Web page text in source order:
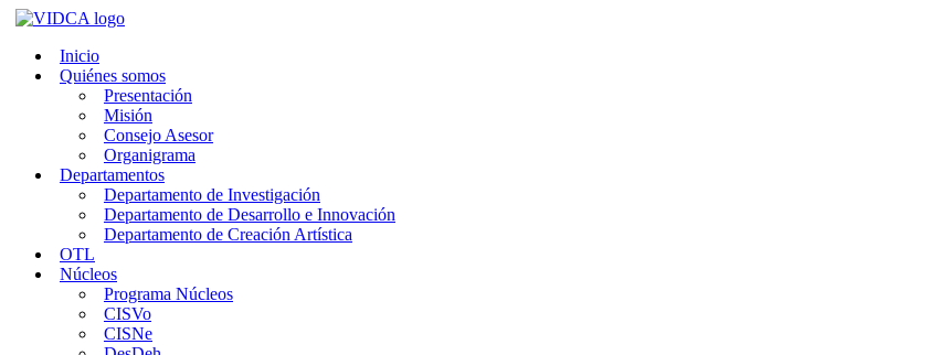
Saltar
contenidoInicio
Quiénes somos
Presentación
Misión
Consejo Asesor
Organigrama
Departamentos
Departamento de Investigación
Departamento de Desarrollo e Innovación
Departamento de Creación Artística
OTL
Núcleos
Programa Núcleos
CISVo
CISNe